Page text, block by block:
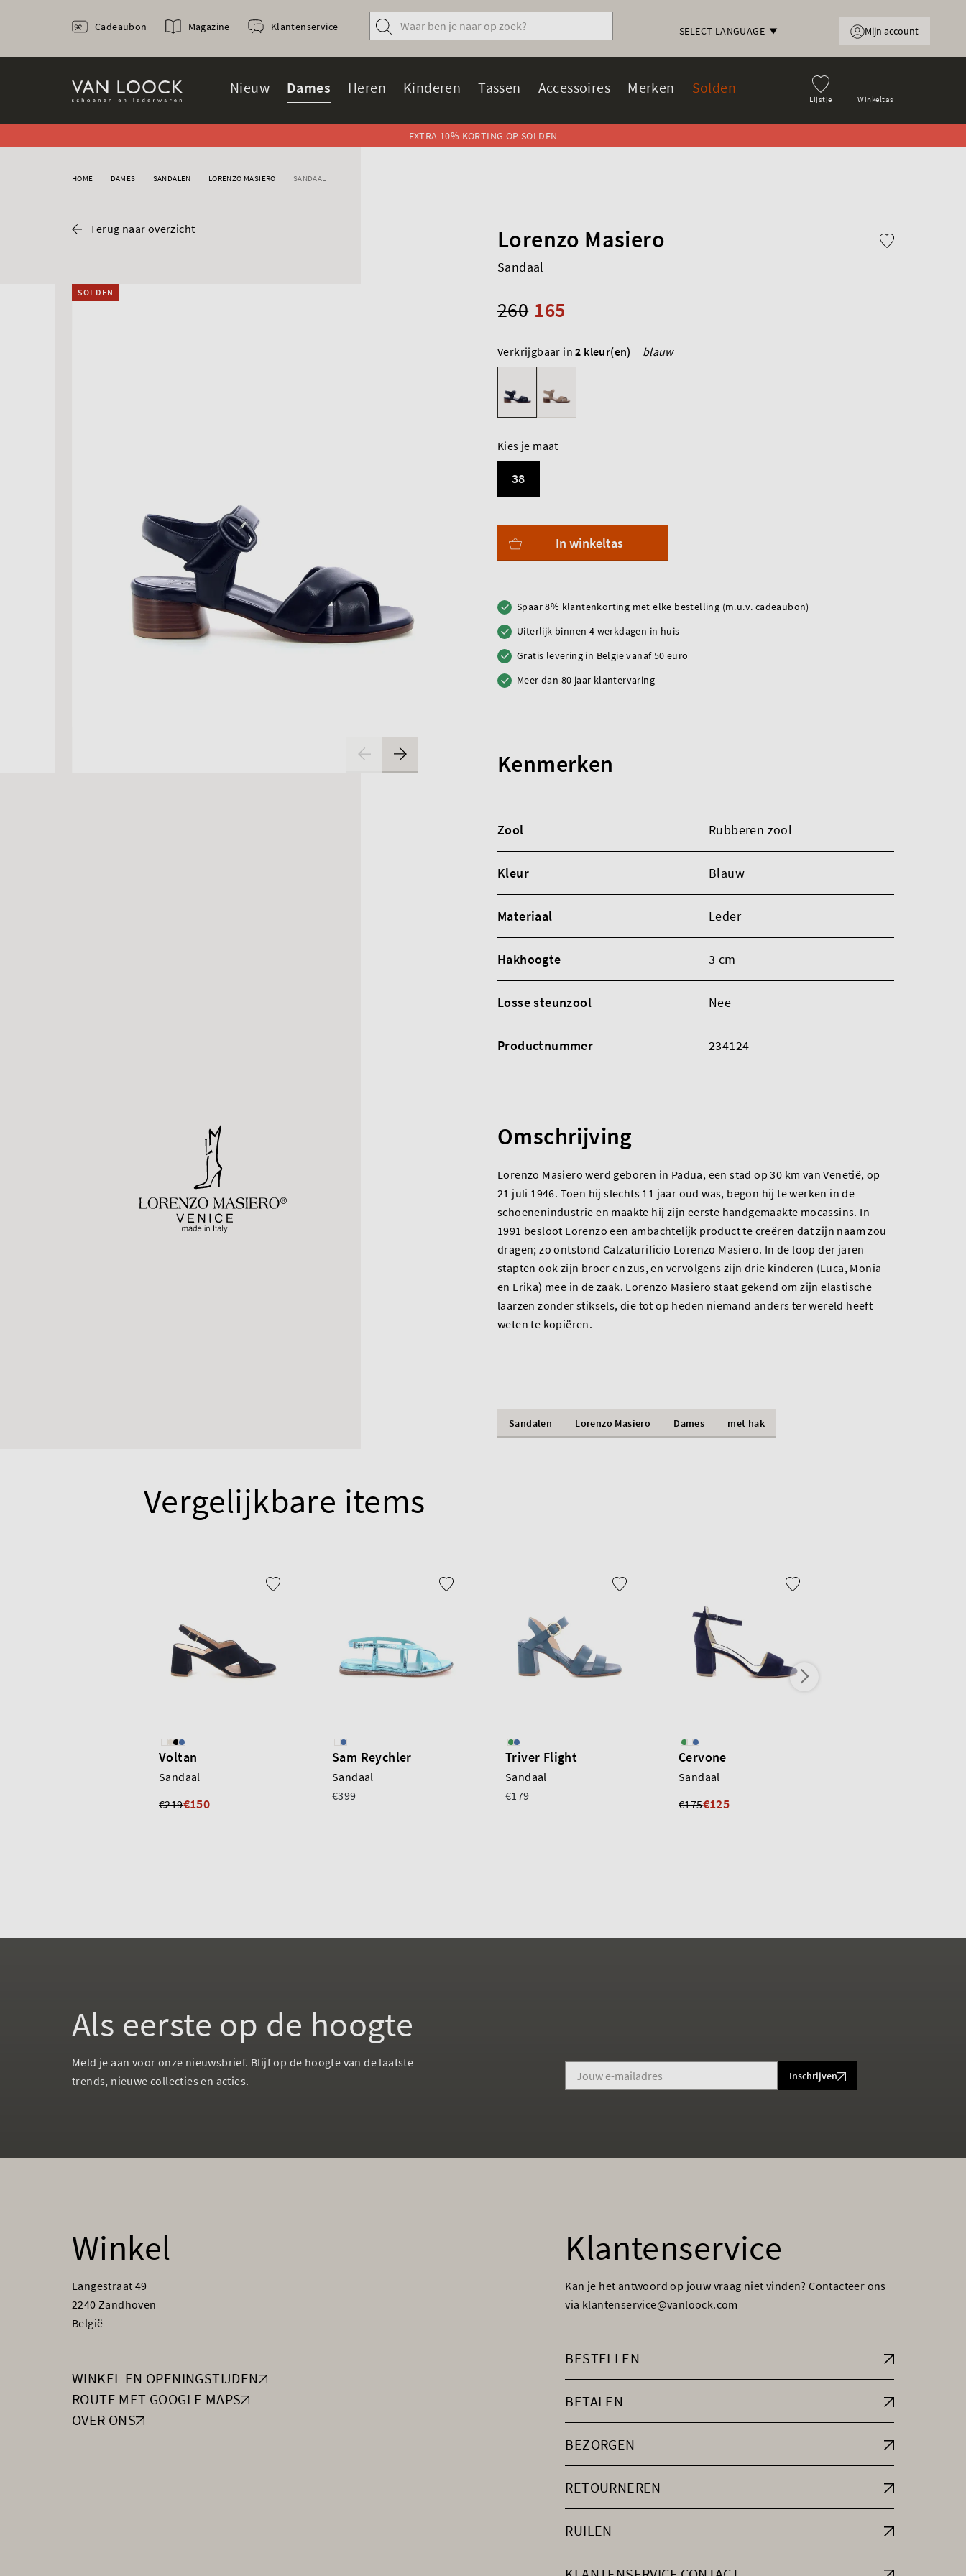
SELECT LANGUAGE
Lijstje Winkeltas
Nieuw Dames Heren Kinderen Tassen Accessoires Merken Solden
Cadeaubon Magazine Klantenservice Mijn account
EXTRA 10% KORTING OP SOLDEN
HOME DAMES SANDALEN LORENZO MASIERO SANDAAL
Terug naar overzicht
SOLDEN
Lorenzo Masiero
Sandaal
165
260
Verkrijgbaar in2 kleur(en) blauw
Kies je maat
38
In winkeltas
Spaar 8% klantenkorting met elke bestelling (m.u.v. cadeaubon)
Uiterlijk binnen 4 werkdagen in huis
Gratis levering in België vanaf 50 euro
Meer dan 80 jaar klantervaring
Kenmerken
Zool Rubberen zool
Kleur Blauw
Materiaal Leder
Hakhoogte 3 cm
Losse steunzool Nee
Productnummer 234124
Omschrijving
Lorenzo Masiero werd geboren in Padua, een stad op 30 km van Venetië, op
21 juli 1946. Toen hij slechts 11 jaar oud was, begon hij te werken in de
schoenenindustrie en maakte hij zijn eerste handgemaakte mocassins. In
1991 besloot Lorenzo een ambachtelijk product te creëren dat zijn naam zou
dragen; zo ontstond Calzaturificio Lorenzo Masiero. In de loop der jaren
stapten ook zijn broer en zus, en vervolgens zijn drie kinderen (Luca, Monia
en Erika) mee in de zaak. Lorenzo Masiero staat gekend om zijn elastische
laarzen zonder stiksels, die tot op heden niemand anders ter wereld heeft
weten te kopiëren.
Sandalen Lorenzo Masiero Dames met hak
Vergelijkbare items
Voltan
Sandaal
€219€150
Sam Reychler
Sandaal
€399
Triver Flight
Sandaal
€179
Cervone
Sandaal
€175€125
Als eerste op de hoogte
Meld je aan voor onze nieuwsbrief. Blijf op de hoogte van de laatste
trends, nieuwe collecties en acties.
Inschrijven
Winkel
Langestraat 49
2240 Zandhoven
België
WINKEL EN OPENINGSTIJDEN
ROUTE MET GOOGLE MAPS
OVER ONS
Klantenservice
Kan je het antwoord op jouw vraag niet vinden? Contacteer ons
via klantenservice@vanloock.com
BESTELLEN
BETALEN
BEZORGEN
RETOURNEREN
RUILEN